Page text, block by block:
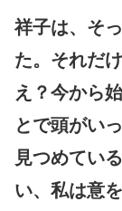
祥子は、そ
た。それだ
え？今から
とで頭がい
見つめてい
い、私は意